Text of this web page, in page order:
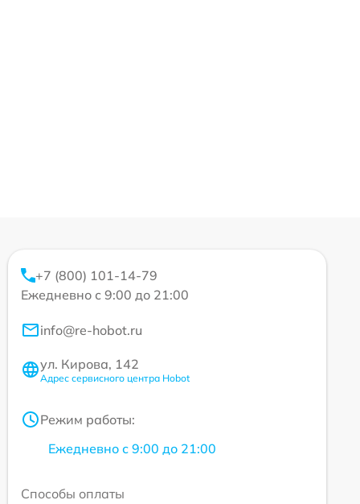
+7 (800) 101-14-79
Ежедневно с 9:00 до 21:00
info@re-hobot.ru
ул. Кирова, 142
Адрес сервисного центра Hobot
Режим работы:
Ежедневно с 9:00 до 21:00
Способы оплаты